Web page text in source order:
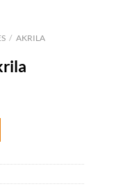
/ AKRILA